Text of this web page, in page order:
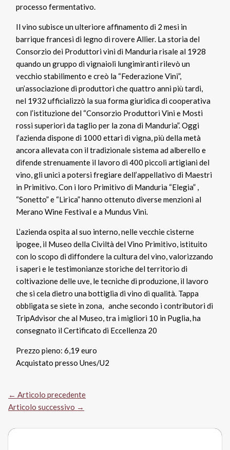
processo fermentativo.
Il vino subisce un ulteriore affinamento di 2 mesi in
barrique francesi di legno di rovere Allier. La storia del
Consorzio dei Produttori vini di Manduria risale al 1928
quando un gruppo di vignaioli lungimiranti rilevò un
vecchio stabilimento e creò la “Federazione Vini”,
un’associazione di produttori che quattro anni più tardi,
nel 1932 ufficializzò la sua forma giuridica di cooperativa
con l’istituzione del “Consorzio Produttori Vini e Mosti
rossi superiori da taglio per la zona di Manduria”. Oggi
l’azienda dispone di 1000 ettari di vigna, più della metà
ancora allevata con il tradizionale sistema ad alberello e
difende strenuamente il lavoro di 400 piccoli artigiani del
vino, gli unici a potersi fregiare dell’appellativo di Maestri
in Primitivo. Con i loro Primitivo di Manduria “Elegia” ,
“Sonetto” e “Lirica” hanno ottenuto diverse menzioni al
Merano Wine Festival e a Mundus Vini.
L’azienda ospita al suo interno, nelle vecchie cisterne
ipogee, il Museo della Civiltà del Vino Primitivo, istituito
con lo scopo di diffondere la cultura del vino, valorizzando
i saperi e le testimonianze storiche del territorio di
coltivazione delle uve, le tecniche di produzione, il lavoro
che si cela dietro una bottiglia di vino di qualità. Tappa
obbligata se siete in zona, anche secondo i contributori di
TripAdvisor che al Museo, tra i migliori 10 in Puglia, ha
consegnato il Certificato di Eccellenza 20
Prezzo pieno: 6,19 euro
Acquistato presso Unes/U2
← Articolo precedente
Articolo successivo →